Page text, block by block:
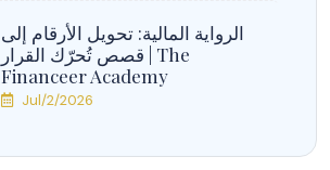
الرواية المالية: تحويل الأرقام إلى
قصص تُحرّك القرار | The
Financeer Academy
Jul/2/2026